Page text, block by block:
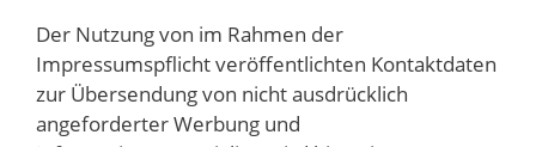
Der Nutzung von im Rahmen der
Impressumspflicht veröffentlichten Kontaktdaten
zur Übersendung von nicht ausdrücklich
angeforderter Werbung und